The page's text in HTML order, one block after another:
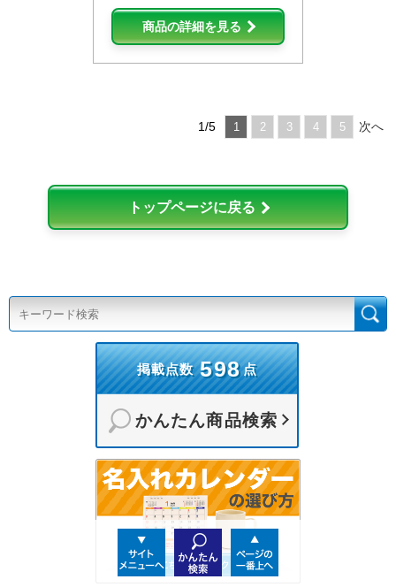
商品の詳細を見る
1/5 1 2 3 4 5 次へ
トップページに戻る
掲載点数 598点
かんたん商品検索